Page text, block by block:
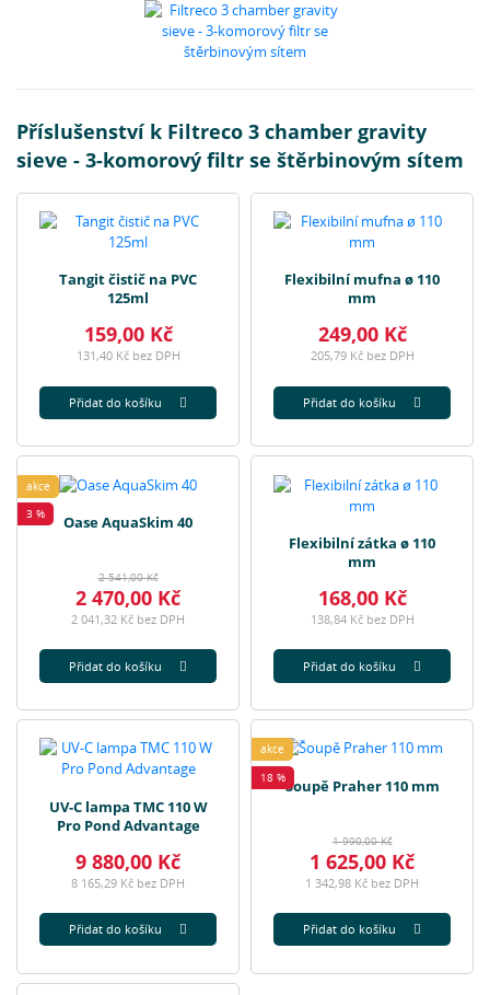
Příslušenství k Filtreco 3 chamber gravity
sieve - 3-komorový filtr se štěrbinovým sítem
Tangit čistič na PVC
125ml
159,00 Kč
131,40 Kč bez DPH
Přidat do košíku
Flexibilní mufna ø 110
mm
249,00 Kč
205,79 Kč bez DPH
Přidat do košíku
akce
3 %
Oase AquaSkim 40
2 541,00 Kč
2 470,00 Kč
2 041,32 Kč bez DPH
Přidat do košíku
Flexibilní zátka ø 110
mm
168,00 Kč
138,84 Kč bez DPH
Přidat do košíku
UV-C lampa TMC 110 W
Pro Pond Advantage
9 880,00 Kč
8 165,29 Kč bez DPH
Přidat do košíku
akce
18 %Šoupě Praher 110 mm
1 990,00 Kč
1 625,00 Kč
1 342,98 Kč bez DPH
Přidat do košíku